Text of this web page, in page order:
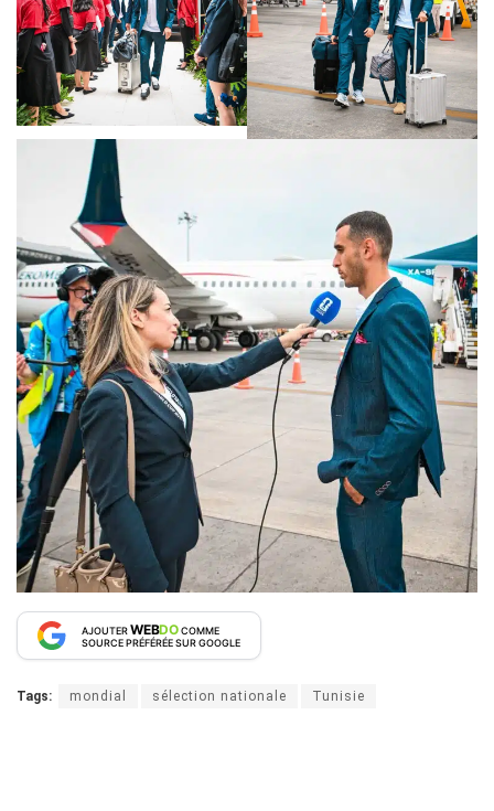
AJOUTERWEBDOCOMME
SOURCE PRÉFÉRÉE SUR GOOGLE
Tags: mondial sélection nationale Tunisie